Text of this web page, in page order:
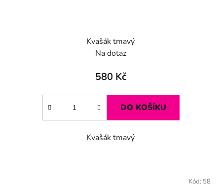
Kvašák tmavý
Na dotaz
580 Kč
DO KOŠÍKU
Kvašák tmavý
Kód: 58